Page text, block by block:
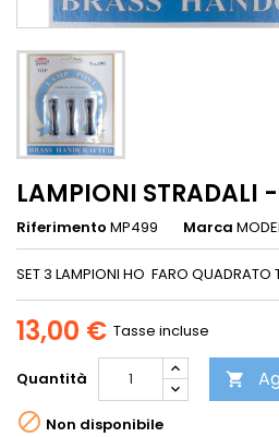
LAMPIONI STRADALI
Riferimento MP499 Marca
SET 3 LAMPIONI HO FARO QUADRATO
13,00 € Tasse incluse
Quantità 
 Non disponibile